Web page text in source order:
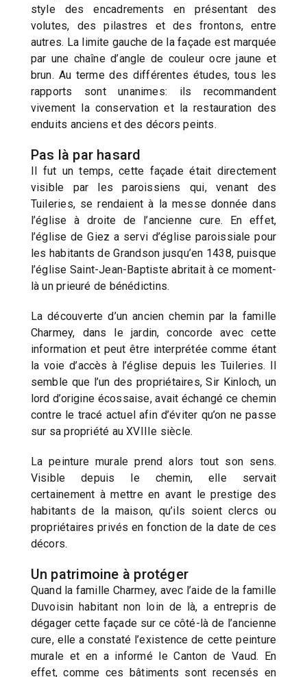
style des encadrements en présentant des
volutes, des pilastres et des frontons, entre
autres. La limite gauche de la façade est marquée
par une chaîne d’angle de couleur ocre jaune et
brun. Au terme des différentes études, tous les
rapports sont unanimes: ils recommandent
vivement la conservation et la restauration des
enduits anciens et des décors peints.
Pas là par hasard
Il fut un temps, cette façade était directement
visible par les paroissiens qui, venant des
Tuileries, se rendaient à la messe donnée dans
l’église à droite de l’ancienne cure. En effet,
l’église de Giez a servi d’église paroissiale pour
les habitants de Grandson jusqu’en 1438, puisque
l’église Saint-Jean-Baptiste abritait à ce moment-
là un prieuré de bénédictins.
La découverte d’un ancien chemin par la famille
Charmey, dans le jardin, concorde avec cette
information et peut être interprétée comme étant
la voie d’accès à l’église depuis les Tuileries. Il
semble que l’un des propriétaires, Sir Kinloch, un
lord d’origine écossaise, avait échangé ce chemin
contre le tracé actuel afin d’éviter qu’on ne passe
sur sa propriété au XVIIIe siècle.
La peinture murale prend alors tout son sens.
Visible depuis le chemin, elle servait
certainement à mettre en avant le prestige des
habitants de la maison, qu’ils soient clercs ou
propriétaires privés en fonction de la date de ces
décors.
Un patrimoine à protéger
Quand la famille Charmey, avec l’aide de la famille
Duvoisin habitant non loin de là, a entrepris de
dégager cette façade sur ce côté-là de l’ancienne
cure, elle a constaté l’existence de cette peinture
murale et en a informé le Canton de Vaud. En
effet, comme ces bâtiments sont recensés en